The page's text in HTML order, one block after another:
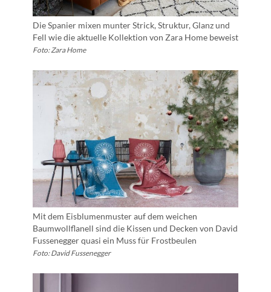
Die Spanier mixen munter Strick, Struktur, Glanz und
Fell wie die aktuelle Kollektion von Zara Home beweist
Foto: Zara Home
Mit dem Eisblumenmuster auf dem weichen
Baumwollflanell sind die Kissen und Decken von David
Fussenegger quasi ein Muss für Frostbeulen
Foto: David Fussenegger